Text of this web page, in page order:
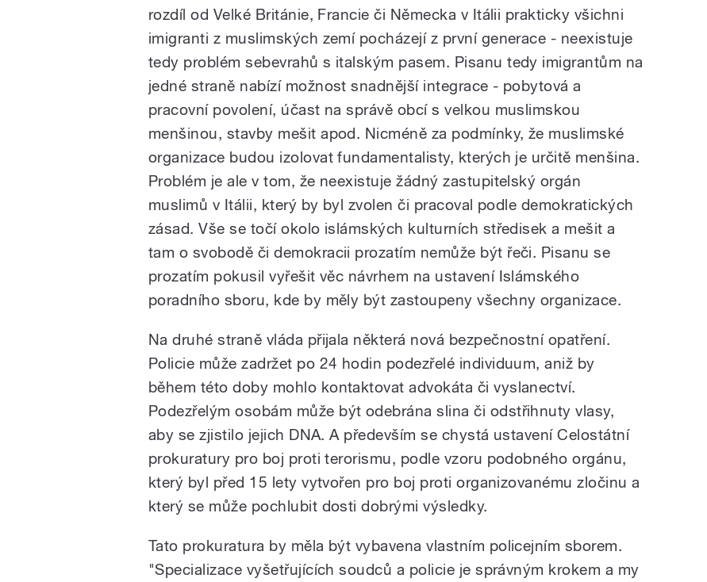
rozdíl od Velké Británie, Francie či Německa v Itálii prakticky všichni
imigranti z muslimských zemí pocházejí z první generace - neexistuje
tedy problém sebevrahů s italským pasem. Pisanu tedy imigrantům na
jedné straně nabízí možnost snadnější integrace - pobytová a
pracovní povolení, účast na správě obcí s velkou muslimskou
menšinou, stavby mešit apod. Nicméně za podmínky, že muslimské
organizace budou izolovat fundamentalisty, kterých je určitě menšina.
Problém je ale v tom, že neexistuje žádný zastupitelský orgán
muslimů v Itálii, který by byl zvolen či pracoval podle demokratických
zásad. Vše se točí okolo islámských kulturních středisek a mešit a
tam o svobodě či demokracii prozatím nemůže být řeči. Pisanu se
prozatím pokusil vyřešit věc návrhem na ustavení Islámského
poradního sboru, kde by měly být zastoupeny všechny organizace.
Na druhé straně vláda přijala některá nová bezpečnostní opatření.
Policie může zadržet po 24 hodin podezřelé individuum, aniž by
během této doby mohlo kontaktovat advokáta či vyslanectví.
Podezřelým osobám může být odebrána slina či odstřihnuty vlasy,
aby se zjistilo jejich DNA. A především se chystá ustavení Celostátní
prokuratury pro boj proti terorismu, podle vzoru podobného orgánu,
který byl před 15 lety vytvořen pro boj proti organizovanému zločinu a
který se může pochlubit dosti dobrými výsledky.
Tato prokuratura by měla být vybavena vlastním policejním sborem.
"Specializace vyšetřujících soudců a policie je správným krokem a my